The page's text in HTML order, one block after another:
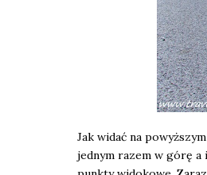
Jak widać na
jednym razem w górę a